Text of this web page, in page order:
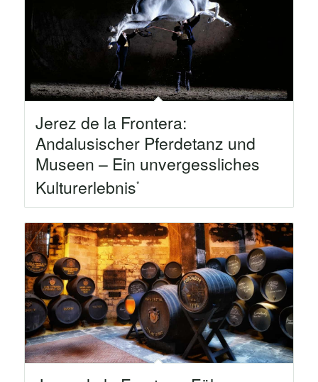
Jerez de la Frontera:
Andalusischer Pferdetanz und
Museen – Ein unvergessliches
Kulturerlebnis